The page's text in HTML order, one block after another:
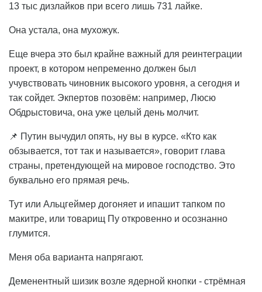
13 тыс дизлайков при всего лишь 731 лайке.
Она устала, она мухожук.
Еще вчера это был крайне важный для реинтеграции
проект, в котором непременно должен был
учувствовать чиновник высокого уровня, а сегодня и
так сойдет. Экпертов позовём: например, Люсю
Обдрыстовича, она уже целый день молчит.
📌 Путин вычудил опять, ну вы в курсе. «Кто как
обзывается, тот так и называется», говорит глава
страны, претендующей на мировое господство. Это
буквально его прямая речь.
Тут или Альцгеймер догоняет и ипашит тапком по
макитре, или товарищ Пу откровенно и осознанно
глумится.
Меня оба варианта напрягают.
Деменентный шизик возле ядерной кнопки - стрёмная